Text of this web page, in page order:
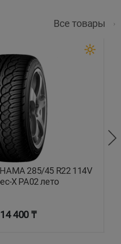
Все товары
285/45 R22 114V
X PA02 лето
400 ₸